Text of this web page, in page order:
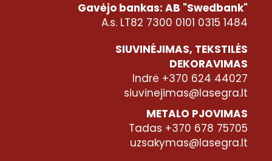
Gavėjo bankas: AB "Swedbank"
A.s. LT82 7300 0101 0315 1484
SIUVINĖJIMAS, TEKSTILĖS
DEKORAVIMAS
Indrė +370 624 44027
siuvinejimas@lasegra.lt
METALO PJOVIMAS
Tadas +370 678 75705
uzsakymas@lasegra.lt